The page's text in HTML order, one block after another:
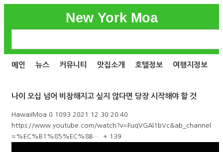
New York Moa
메인 뉴스 커뮤니티 맛집소개 호텔정보 여행지정보
나이 오십 넘어 비참해지고 싶지 않다면 당장 시작해야 할 것
HawaiiMoa 0 1093 2021.12.30 20:40
https://www.youtube.com/watch?v=FuqVGAl1bVc&ab_channel
=%EC%B1%85%EC%8B… + 139